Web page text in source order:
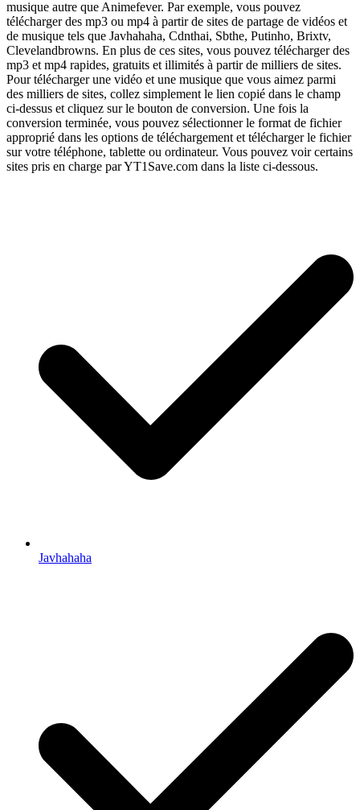
musique autre que Animefever. Par exemple, vous pouvez
télécharger des mp3 ou mp4 à partir de sites de partage de vidéos et
de musique tels que Javhahaha, Cdnthai, Sbthe, Putinho, Brixtv,
Clevelandbrowns. En plus de ces sites, vous pouvez télécharger des
mp3 et mp4 rapides, gratuits et illimités à partir de milliers de sites.
Pour télécharger une vidéo et une musique que vous aimez parmi
des milliers de sites, collez simplement le lien copié dans le champ
ci-dessus et cliquez sur le bouton de conversion. Une fois la
conversion terminée, vous pouvez sélectionner le format de fichier
approprié dans les options de téléchargement et télécharger le fichier
sur votre téléphone, tablette ou ordinateur. Vous pouvez voir certains
sites pris en charge par YT1Save.com dans la liste ci-dessous.
Javhahaha